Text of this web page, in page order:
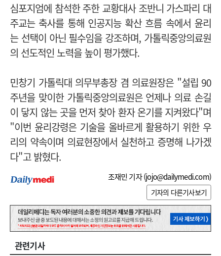
심포지엄에 참석한 주한 교황대사 조반니 가스파리 대
주교는 축사를 통해 인공지능 확산 흐름 속에서 윤리
는 선택이 아닌 필수임을 강조하며, 가톨릭중앙의료원
의 선도적인 노력을 높이 평가했다.
민창기 가톨릭대 의무부총장 겸 의료원장은 "설립 90
주년을 맞이한 가톨릭중앙의료원은 언제나 의료 손길
이 닿지 않는 곳을 먼저 찾아 환자 온기를 지켜왔다"며
"이번 윤리강령은 기술을 올바르게 활용하기 위한 우
리의 약속이며 의료현장에서 실천하고 증명해 나가겠
다"고 밝혔다.
조재민 기자 (jojo@dailymedi.com)
기자의 다른기사보기
관련기사